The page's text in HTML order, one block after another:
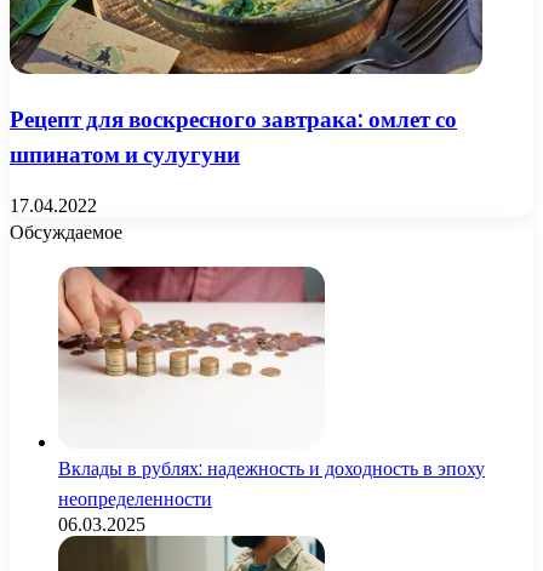
Рецепт для воскресного завтрака: омлет со
шпинатом и сулугуни
17.04.2022
Обсуждаемое
Вклады в рублях: надежность и доходность в эпоху
неопределенности
06.03.2025